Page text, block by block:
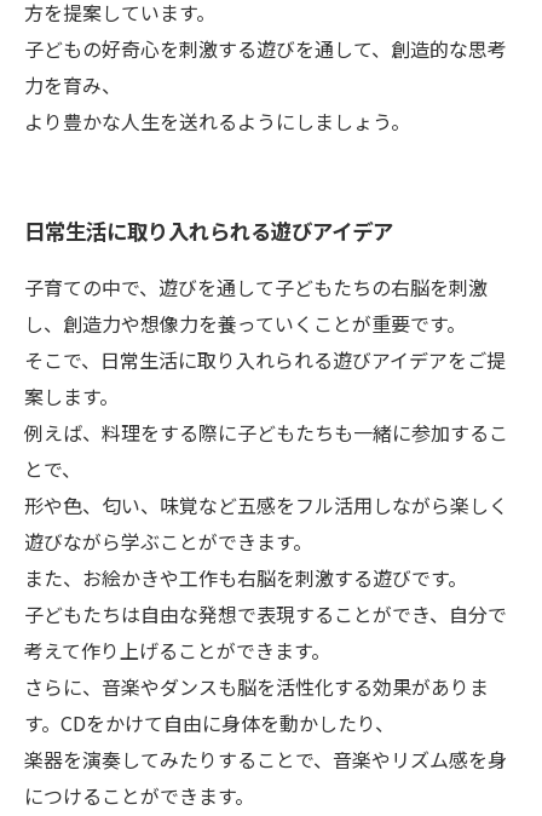
方を提案しています。
子どもの好奇心を刺激する遊びを通して、創造的な思考
力を育み、
より豊かな人生を送れるようにしましょう。
日常生活に取り入れられる遊びアイデア
子育ての中で、遊びを通して子どもたちの右脳を刺激
し、創造力や想像力を養っていくことが重要です。
そこで、日常生活に取り入れられる遊びアイデアをご提
案します。
例えば、料理をする際に子どもたちも一緒に参加するこ
とで、
形や色、匂い、味覚など五感をフル活用しながら楽しく
遊びながら学ぶことができます。
また、お絵かきや工作も右脳を刺激する遊びです。
子どもたちは自由な発想で表現することができ、自分で
考えて作り上げることができます。
さらに、音楽やダンスも脳を活性化する効果がありま
す。CDをかけて自由に身体を動かしたり、
楽器を演奏してみたりすることで、音楽やリズム感を身
につけることができます。